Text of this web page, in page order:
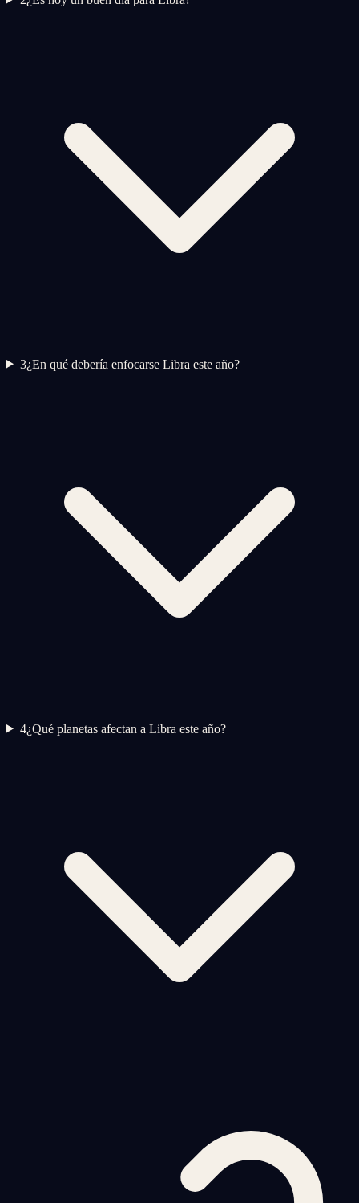
3¿En qué debería enfocarse Libra este año?
4¿Qué planetas afectan a Libra este año?